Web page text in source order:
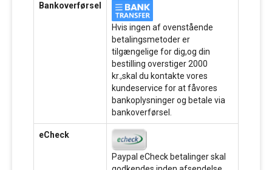
Bankoverførsel
Hvis ingen af ovenstående
betalingsmetoder er
tilgængelige for dig,og din
bestilling overstiger 2000
kr.,skal du kontakte vores
kundeservice for at fåvores
bankoplysninger og betale via
bankoverførsel.
eCheck
Paypal eCheck betalinger skal